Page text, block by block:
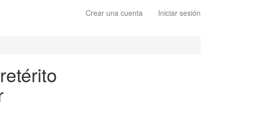
Crear una cuenta Iniciar sesión